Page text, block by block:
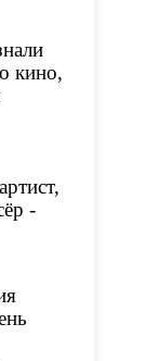
кино,
-